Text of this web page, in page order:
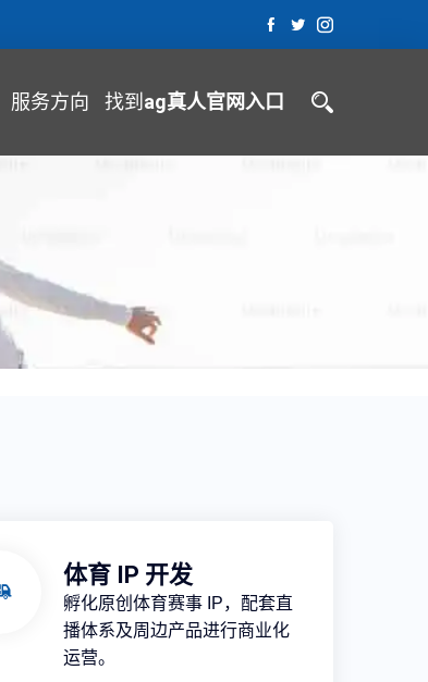
服务方向 找到 ag真人官网入口
体育 IP 开发
孵化原创体育赛事 IP，配套直
播体系及周边产品进行商业化
运营。